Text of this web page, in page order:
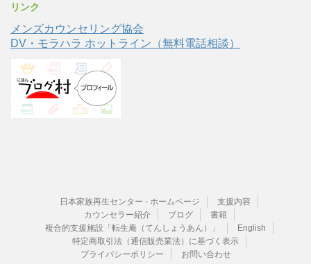
リンク
メンズカウンセリング協会
DV・モラハラ ホットライン（無料電話相談）
日本家族再生センター - ホームページ
支援内容
カウンセラー紹介
ブログ
書籍
複合的支援施設「転生庵（てんしょうあん）」
English
特定商取引法（通信販売業法）に基づく表示
プライバシーポリシー
お問い合わせ